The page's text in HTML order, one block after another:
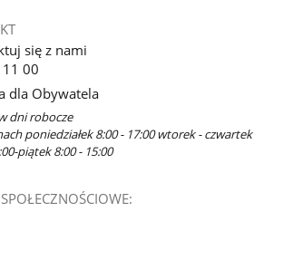
się z nami
00
dla Obywatela
dni robocze
poniedziałek 8:00 - 17:00 wtorek - czwartek
piątek 8:00 - 15:00